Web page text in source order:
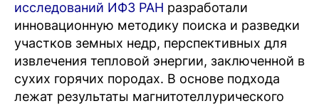
исследований ИФЗ РАН разработали
инновационную методику поиска и разведки
участков земных недр, перспективных для
извлечения тепловой энергии, заключенной в
сухих горячих породах. В основе подхода
лежат результаты магнитотеллурического